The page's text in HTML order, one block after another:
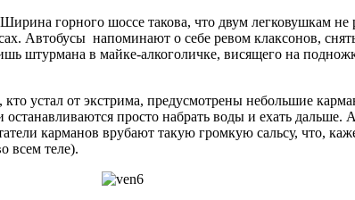
горного шоссе такова, что двум легковушкам не
Автобусы напоминают о себе ревом клаксонов,
штурмана в майке-алкоголичке, висящего на
кто устал от экстрима, предусмотрены небольшие
просто набрать воды и ехать дальше.
карманов врубают такую громкую сальсу, что,
всем теле).